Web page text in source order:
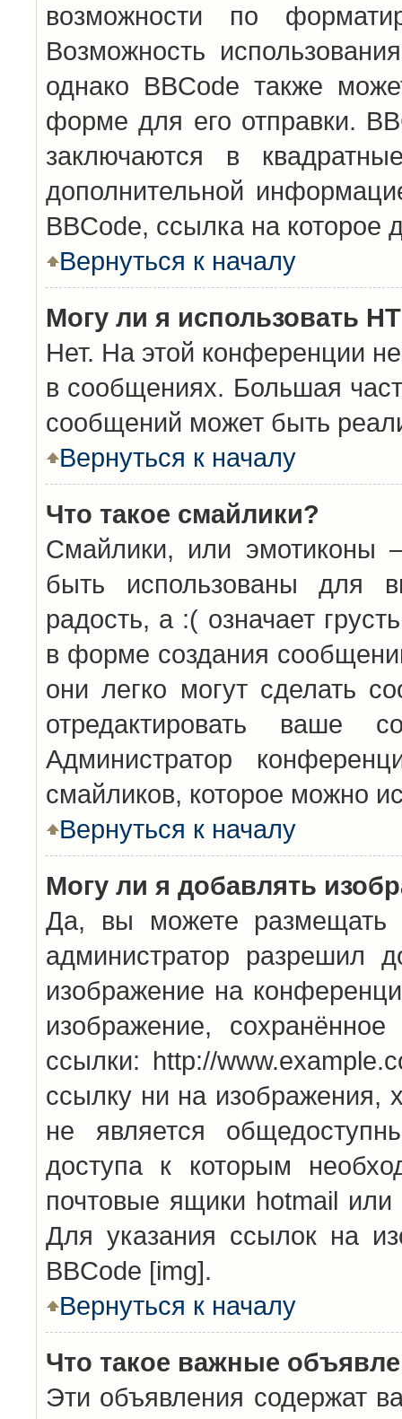
возможности по
Возможность
однако BBCode также
форме для его отправки.
заключаются в
дополнительной
BBCode, ссылка на
Вернуться к началу
Могу ли я использовать
Нет. На этой конференции
в сообщениях. Большая
сообщений может быть
Вернуться к началу
Что такое смайлики?
Смайлики, или эмотиконы
быть использованы для
радость, а :( означает
в форме создания
они легко могут сделать
отредактировать ваше
Администратор
смайликов, которое можно
Вернуться к началу
Могу ли я добавлять
Да, вы можете размещать
администратор разрешил
изображение на
изображение,
ссылки: http://
ссылку ни на
не является
доступа к которым
почтовые ящики hotmail
Для указания ссылок на
BBCode [img].
Вернуться к началу
Что такое важные
Эти объявления содержат